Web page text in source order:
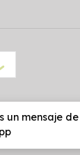
clínicos |
un mensaje de